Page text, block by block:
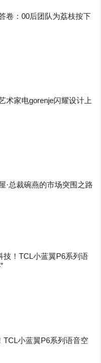
卷：00后团队为荔枝按下
术家电gorenje闪耀设计上
·总裁碗燕的市场突围之路
技！TCL小蓝翼P6系列语
TCL小蓝翼P6系列语音空